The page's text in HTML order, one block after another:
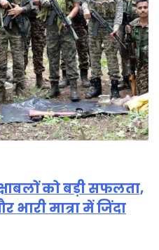
को बड़ी सफलता,
मात्रा में जिंदा